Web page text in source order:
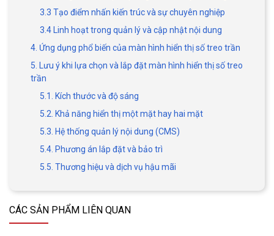
3.3 Tạo điểm nhấn kiến trúc và sự chuyên nghiệp
3.4 Linh hoạt trong quản lý và cập nhật nội dung
4. Ứng dụng phổ biến của màn hình hiển thị số treo trần
5. Lưu ý khi lựa chọn và lắp đặt màn hình hiển thị số treo
trần
5.1. Kích thước và độ sáng
5.2. Khả năng hiển thị một mặt hay hai mặt
5.3. Hệ thống quản lý nội dung (CMS)
5.4. Phương án lắp đặt và bảo trì
5.5. Thương hiệu và dịch vụ hậu mãi
CÁC SẢN PHẨM LIÊN QUAN